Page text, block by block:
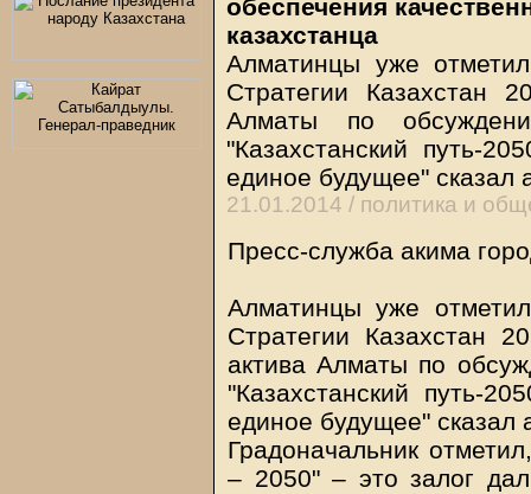
обеспечения
казахстанца
Алматинцы уже
Стратегии Казахстан
Алматы по
"Казахстанский путь-
единое будущее" сказал
21.01.2014 / политика и
Пресс-служба акима
Алматинцы уже
Стратегии Казахстан
актива Алматы по
"Казахстанский путь-
единое будущее" сказал
Градоначальник
– 2050" – это залог